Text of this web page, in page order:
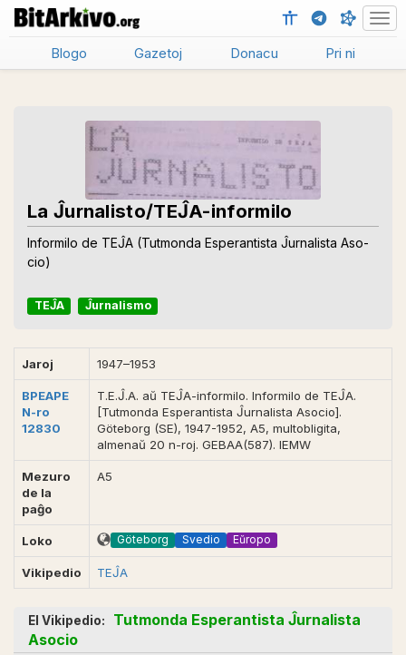
Blogo Gazetoj Donacu Pri ni
La Ĵurnalisto/TEĴA-informilo
Informilo de TEĴA (Tutmonda Esperantista Ĵurnalista Aso-
cio)
TEĴA Ĵurnalismo
Jaroj 1947–1953
BPEAPE
N-ro
12830
T.E.Ĵ.A. aŭ TEĴA-informilo. Informilo de TEĴA.
[Tutmonda Esperantista Ĵurnalista Asocio].
Göteborg (SE), 1947-1952, A5, multobligita,
almenaŭ 20 n-roj. GEBAA(587). IEMW
Mezuro
de la
paĝo
A5
Loko Göteborg Svedio Eŭropo
Vikipedio TEĴA
El Vikipedio:
Tutmonda Esperantista Ĵurnalista
Asocio